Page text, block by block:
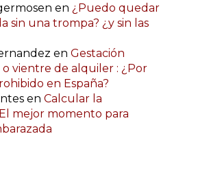
en ¿Puedo quedar
sin una trompa? ¿y sin las
en Gestación
vientre de alquiler : ¿Por
en España?
en Calcular la
mejor momento para